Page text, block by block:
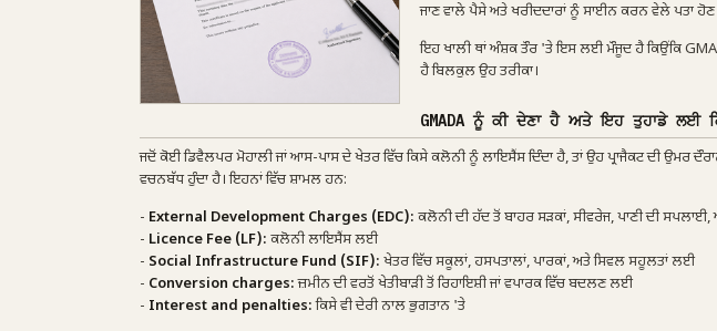
ਜਾਣ ਵਾਲੇ ਪੈਸੇ ਅਤੇ ਖਰੀਦਦਾਰਾਂ ਨੂੰ ਸਾਈਨ ਕਰਨ ਵੇਲੇ ਪਤਾ ਹੋਣ
ਇਹ ਖਾਲੀ ਥਾਂ ਅੰਸ਼ਕ ਤੌਰ 'ਤੇ ਇਸ ਲਈ ਮੌਜੂਦ ਹੈ ਕਿਉਂਕਿ
ਹੈ ਬਿਲਕੁਲ ਉਹ ਤਰੀਕਾ।
GMADA ਨੂੰ ਕੀ ਦੇਣਾ ਹੈ ਅਤੇ ਇਹ ਤੁਹਾਡੇ ਲਈ
ਜਦੋਂ ਕੋਈ ਡਿਵੈਲਪਰ ਮੋਹਾਲੀ ਜਾਂ ਆਸ-ਪਾਸ ਦੇ ਖੇਤਰ ਵਿੱਚ ਕਿਸੇ ਕਲੋਨੀ ਨੂੰ ਲਾਇਸੈਂਸ ਦਿੰਦਾ ਹੈ, ਤਾਂ ਉਹ ਪ੍ਰਾਜੈਕਟ ਦੀ ਉਮਰ
ਵਚਨਬੱਧ ਹੁੰਦਾ ਹੈ। ਇਹਨਾਂ ਵਿੱਚ ਸ਼ਾਮਲ ਹਨ:
- External Development Charges (EDC): ਕਲੋਨੀ ਦੀ ਹੱਦ ਤੋਂ ਬਾਹਰ ਸੜਕਾਂ, ਸੀਵਰੇਜ, ਪਾਣੀ ਦੀ
- Licence Fee (LF): ਕਲੋਨੀ ਲਾਇਸੈਂਸ ਲਈ
- Social Infrastructure Fund (SIF): ਖੇਤਰ ਵਿੱਚ ਸਕੂਲਾਂ, ਹਸਪਤਾਲਾਂ, ਪਾਰਕਾਂ, ਅਤੇ ਸਿਵਲ ਸਹੂਲਤਾਂ ਲਈ
- Conversion charges:ਜ਼ਮੀਨ ਦੀ ਵਰਤੋਂ ਖੇਤੀਬਾੜੀ ਤੋਂ ਰਿਹਾਇਸ਼ੀ ਜਾਂ ਵਪਾਰਕ ਵਿੱਚ ਬਦਲਣ ਲਈ
- Interest and penalties:ਕਿਸੇ ਵੀ ਦੇਰੀ ਨਾਲ ਭੁਗਤਾਨ 'ਤੇ